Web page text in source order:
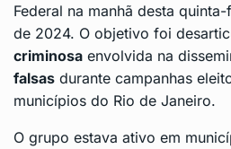
Federal na manhã desta
de 2024. O objetivo foi
criminosa envolvida na
falsas durante campanhas
municípios do Rio de Janeiro.
O grupo estava ativo em